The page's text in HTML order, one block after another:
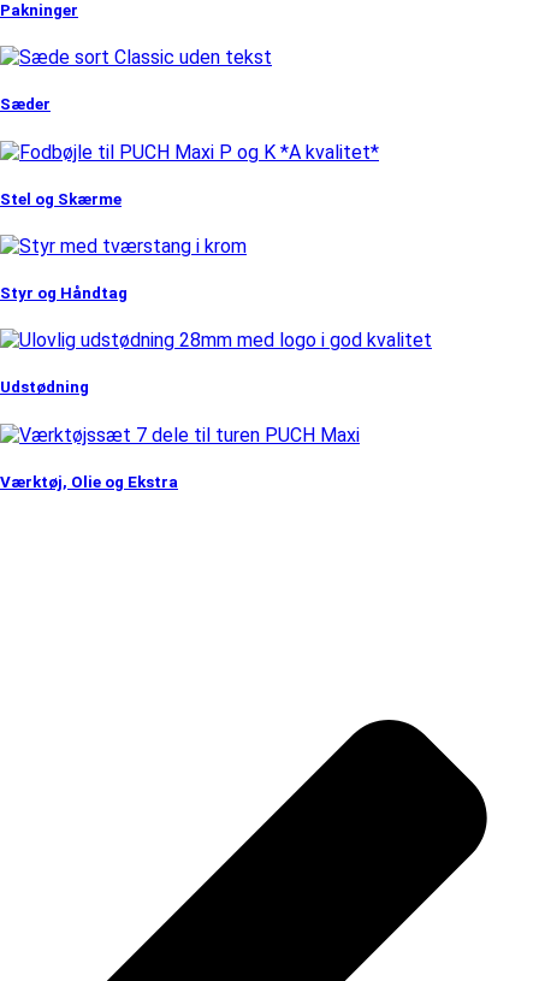
Pakninger
Sæder
Stel og Skærme
Styr og Håndtag
Udstødning
Værktøj, Olie og Ekstra